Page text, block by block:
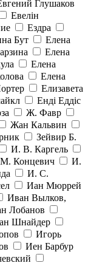
Глушаков
Евелін
Ездра
Бут
Елена
Елена
Елена
Елена
Елизавета
Ендi Еддiс
Ж. Фавр
Жан Кальвин
Зейвир Б.
И. В. Каргель
Концевич
И.
И. С.
Иан Мюррей
Иван Вылков,
Лобанов
Шнайдер
Игорь
Иен Барбур